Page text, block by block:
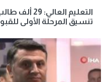
التعليم
تنسيق المرحلة الأولى